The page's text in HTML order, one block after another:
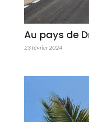
Au pays de
23 février 2024